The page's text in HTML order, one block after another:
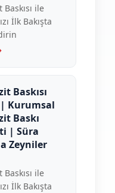
ile
İlk Bakışta
Baskısı
Kurumsal
Baskı
| Süra
Zeyniler
ile
İlk Bakışta